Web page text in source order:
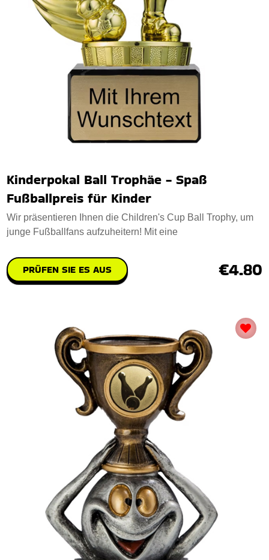
Kinderpokal Ball Trophäe - Spaß
Fußballpreis für Kinder
Wir präsentieren Ihnen die Children's Cup Ball Trophy, um
junge Fußballfans aufzuheitern! Mit eine
PRÜFEN SIE ES AUS €4.80